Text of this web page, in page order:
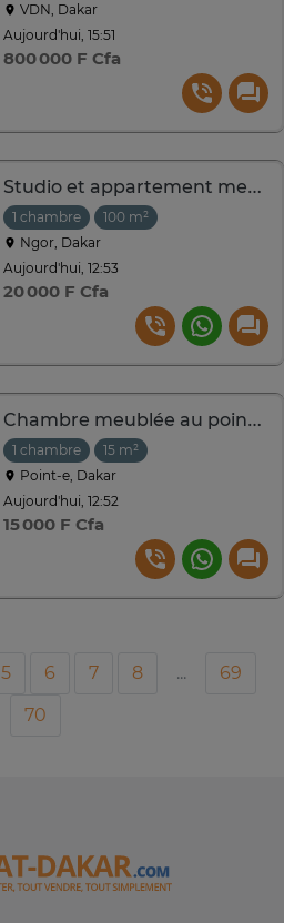
VDN, Dakar
Aujourd'hui, 15:51
800 000 F Cfa
Studio et appartement meublée à Ngor-Almadies
1 chambre
100 m²
Ngor, Dakar
Aujourd'hui, 12:53
20 000 F Cfa
Chambre meublée au point E
1 chambre
15 m²
Point-e, Dakar
Aujourd'hui, 12:52
15 000 F Cfa
5 6 7 8 ...
69
70